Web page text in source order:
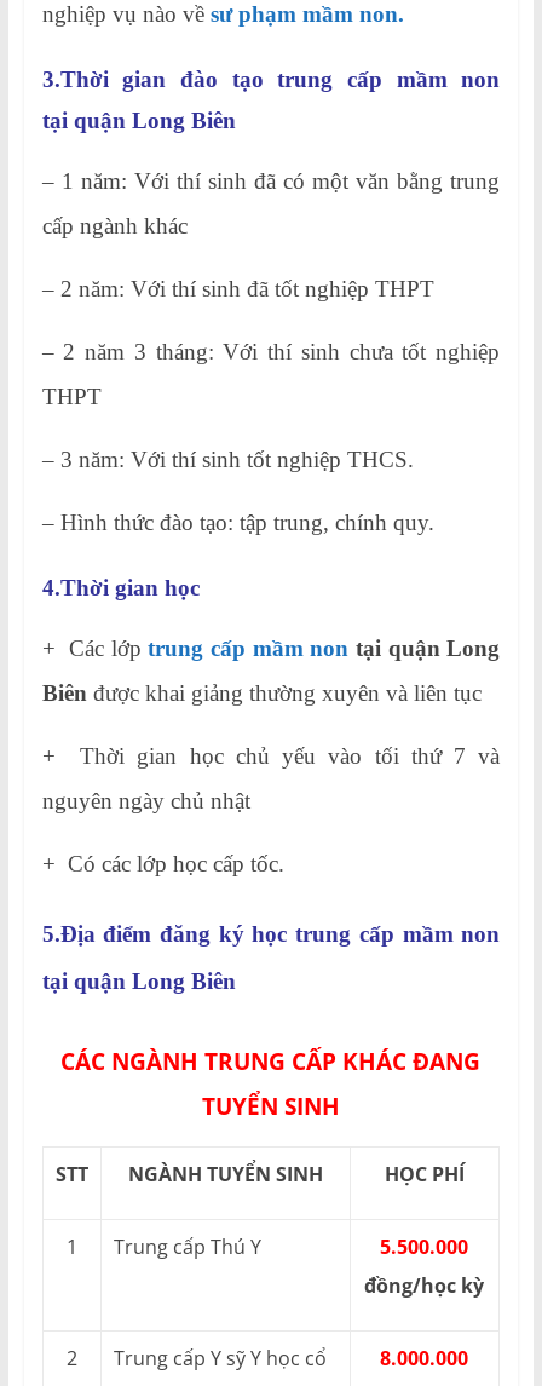
nghiệp vụ nào về sư phạm mầm non.
3.Thời gian đào tạo trung cấp mầm non
tại quận Long Biên
– 1 năm: Với thí sinh đã có một văn bằng trung
cấp ngành khác
– 2 năm: Với thí sinh đã tốt nghiệp THPT
– 2 năm 3 tháng: Với thí sinh chưa tốt nghiệp
THPT
– 3 năm: Với thí sinh tốt nghiệp THCS.
– Hình thức đào tạo: tập trung, chính quy.
4.Thời gian học
+ Các lớptrung cấp mầm non tại quận Long
Biênđược khai giảng thường xuyên và liên tục
+ Thời gian học chủ yếu vào tối thứ 7 và
nguyên ngày chủ nhật
+ Có các lớp học cấp tốc.
5.Địa điểm đăng ký học trung cấp mầm non
tại quận Long Biên
CÁC NGÀNH TRUNG CẤP KHÁC ĐANG
TUYỂN SINH
STT NGÀNH TUYỂN SINH HỌC PHÍ
1 Trung cấp Thú Y
5.500.000
đồng/học kỳ
2
Trung cấp Y sỹ Y học cổ
8.000.000